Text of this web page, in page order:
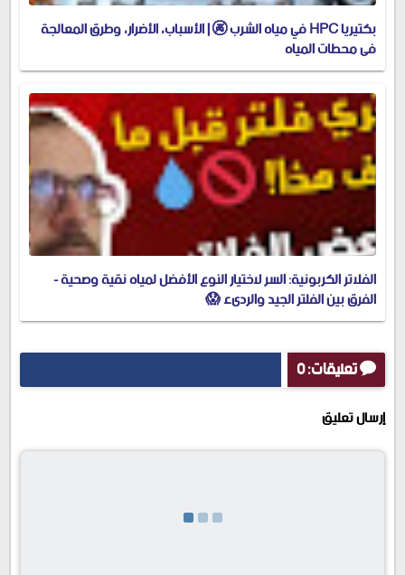
بكتيريا HPC في مياه الشرب 🚱 | الأسباب، الأضرار، وطرق المعالجة
في محطات المياه
الفلاتر الكربونية: السر لاختيار النوع الأفضل لمياه نقية وصحية -
الفرق بين الفلتر الجيد والرديء 😱
تعليقات: 0
إرسال تعليق